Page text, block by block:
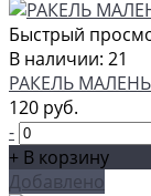
Быстрый
В наличии: 21
РАКЕЛЬ
120 руб.
-
+ В корзину
Добавлено